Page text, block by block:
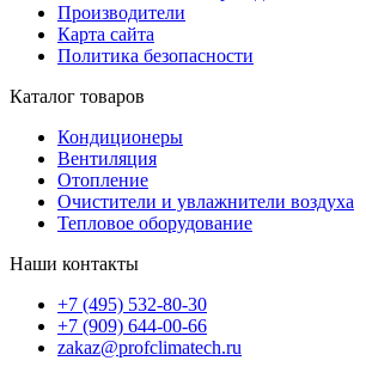
Производители
Карта сайта
Политика безопасности
Каталог товаров
Кондиционеры
Вентиляция
Отопление
Очистители и увлажнители воздуха
Тепловое оборудование
Наши контакты
+7 (495) 532-80-30
+7 (909) 644-00-66
zakaz@profclimatech.ru